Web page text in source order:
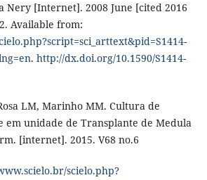
Nery [Internet]. 2008 June [cited 2016
Available from:
. http://dx.doi.org/10.1590/S1414-
LM, Marinho MM. Cultura de
em unidade de Transplante de Medula
[internet]. 2015. V68 no.6
scielo.php?